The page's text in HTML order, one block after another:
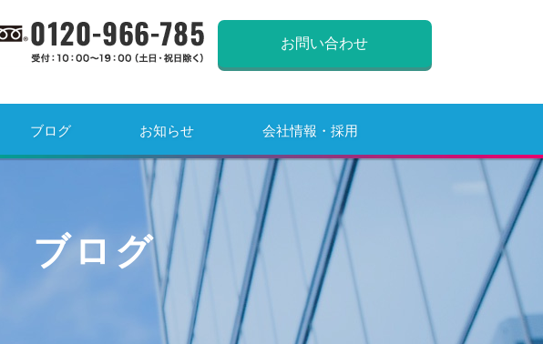
お問い合わせ
ブログ お知らせ 会社情報・採用
ブログ